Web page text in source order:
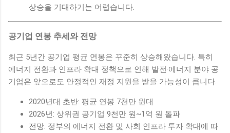
상승을 기대하기는 어렵습니다.
공기업 연봉 추세와 전망
최근 5년간 공기업 평균 연봉은 꾸준히 상승해왔습니다. 특히
에너지 전환과 인프라 확대 정책으로 인해 발전·에너지 분야 공
기업은 앞으로도 안정적인 재정 지원을 받을 가능성이 큽니다.
2020년대 초반: 평균 연봉 7천만 원대
2026년: 상위권 공기업 9천만 원~1억 원 돌파
전망: 정부의 에너지 전환 및 사회 인프라 투자 확대에 따